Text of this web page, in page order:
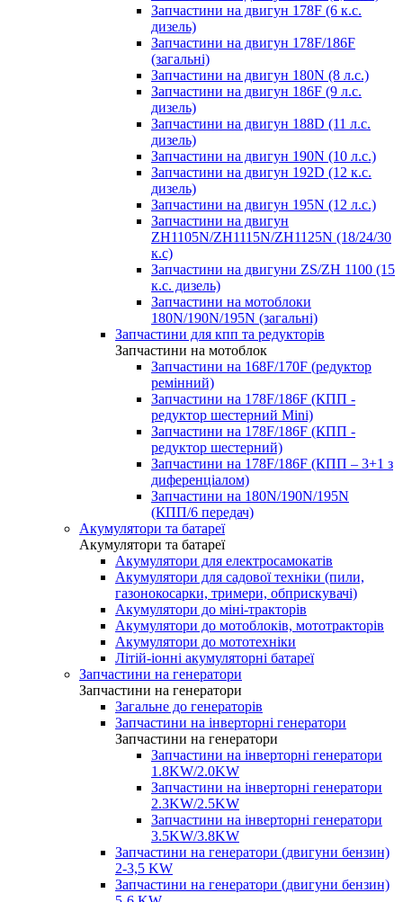
Запчастини на двигун 178F (6 к.с.
дизель)
Запчастини на двигун 178F/186F
(загальні)
Запчастини на двигун 180N (8 л.с.)
Запчастини на двигун 186F (9 л.с.
дизель)
Запчастини на двигун 188D (11 л.с.
дизель)
Запчастини на двигун 190N (10 л.с.)
Запчастини на двигун 192D (12 к.с.
дизель)
Запчастини на двигун 195N (12 л.с.)
Запчастини на двигун
ZH1105N/ZH1115N/ZH1125N (18/24/30
к.с)
Запчастини на двигуни ZS/ZH 1100 (15
к.с. дизель)
Запчастини на мотоблоки
180N/190N/195N (загальні)
Запчастини для кпп та редукторів
Запчастини на мотоблок
Запчастини на 168F/170F (редуктор
ремінний)
Запчастини на 178F/186F (КПП -
редуктор шестерний Mini)
Запчастини на 178F/186F (КПП -
редуктор шестерний)
Запчастини на 178F/186F (КПП – 3+1 з
диференціалом)
Запчастини на 180N/190N/195N
(КПП/6 передач)
Акумулятори та батареї
Акумулятори та батареї
Акумулятори для електросамокатів
Акумулятори для садової техніки (пили,
газонокосарки, тримери, обприскувачі)
Акумулятори до міні-тракторів
Акумулятори до мотоблоків, мототракторів
Акумулятори до мототехніки
Літій-іонні акумуляторні батареї
Запчастини на генератори
Запчастини на генератори
Загальне до генераторів
Запчастини на інверторні генератори
Запчастини на генератори
Запчастини на інверторні генератори
1.8KW/2.0KW
Запчастини на інверторні генератори
2.3KW/2.5KW
Запчастини на інверторні генератори
3.5KW/3.8KW
Запчастини на генератори (двигуни бензин)
2-3,5 KW
Запчастини на генератори (двигуни бензин)